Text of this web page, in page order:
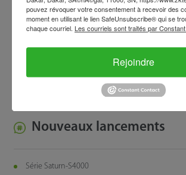
Newsletter février 2026
Newsletter janvier 2026
Newsletter décembre 2025
Newsletter octobre 2025
Nouveaux lancements
Série Saturn-S4000
pouvez révoquer votre consentement à recevoir des
moment en utilisant le lien SafeUnsubscribe® qui se
chaque courriel. Les courriels sont traités par
Rejoindre